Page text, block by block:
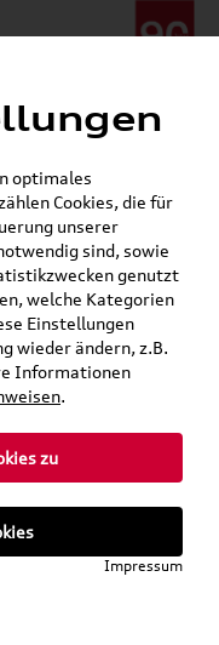
- 13:00 Uhr
- 13:00 Uhr
WhatsApp E-Mail
optimales
Cookies, die für
unserer
sind, sowie
genutzt
welche Kategorien
Einstellungen
wieder ändern, z.B.
Informationen
.
zu
Impressum